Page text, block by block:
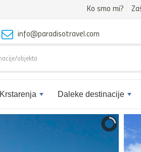
Ko smo mi?
Krstarenja Daleke destinacije
info@paradisotravel.com